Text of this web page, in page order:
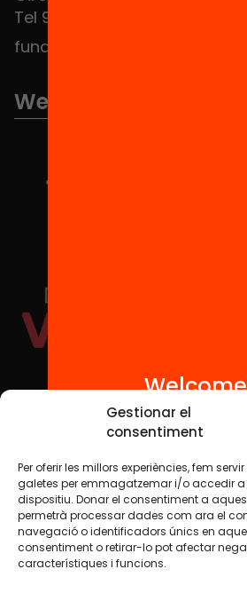
Gestionar el
consentiment
Per oferir les millors experiències, fem
galetes per emmagatzemar i/o accedir
dispositiu. Donar el consentiment a
permetrà processar dades com ara el
navegació o identificadors únics en
consentiment o retirar-lo pot afectar
característiques i funcions.
Tel 934 588 700
fundacio@equitat.org
We are part of...
Social Media
TW YTB IG FB IN
Legal NoticeCookie Policy